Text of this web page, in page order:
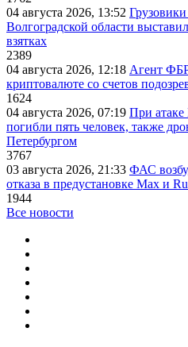
04 августа 2026, 13:52
Волгоградской области
взятках
2389
04 августа 2026, 12:18 Агент
криптовалюте со счетов
1624
04 августа 2026, 07:19 При
погибли пять человек, также
Петербургом
3767
03 августа 2026, 21:33 ФАС
отказа в предустановке Max и
1944
Все новости